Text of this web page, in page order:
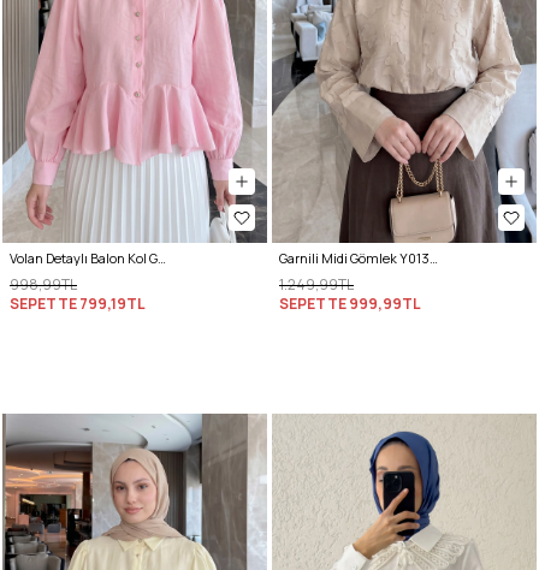
Volan Detaylı Balon Kol Gömlek Y0095 - PEMBE
998,99TL
SEPETTE799,19TL
Garnili Midi Gömlek Y0138 - TAŞ RENGİ
1.249,99TL
SEPETTE999,99TL